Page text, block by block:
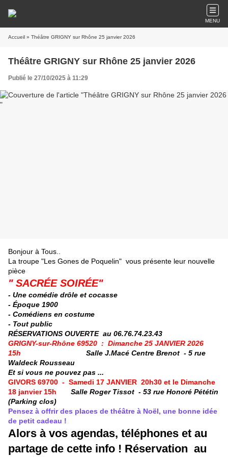
MENU
Accueil » Théâtre GRIGNY sur Rhône 25 janvier 2026
Théâtre GRIGNY sur Rhône 25 janvier 2026
Publié le 27/10/2025 à 11:29
Bonjour à Tous..
La troupe "Les Gones de Poquelin" vous présente leur nouvelle
pièce
" SACRÉE SOIRÉE"
- Une comédie drôle et cocasse
- Époque 1900
- Comédiens en costume
- Tout public
RÉSERVATIONS OUVERTE au 06.76.74.23.43
GRIGNY-sur-Rhône 69520 : Dimanche 25 JANVIER 2026
15h
Salle J.Macé Centre Brenot - 5 rue
Waldeck Rousseau
Et si vous ne pouvez pas ...
GIVORS 69700 - Samedi 17 JANVIER 20h30 et le Dimanche
18 janvier 15h
Salle Roger Tissot - 53 rue Honoré Pététin
(Parking clos)
Pensez à offrir des places de théâtre à Noël, une bonne idée
de petit cadeau !
Alors à vos agendas, téléphones et au
partage de cette info ! Réservation au